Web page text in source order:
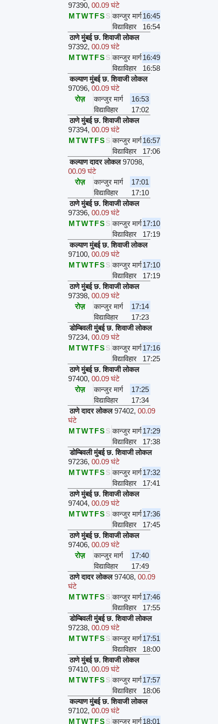
97390, 00.09 घंटे
MTWT FS S कान्जुर मार्ग 16:45
विद्याविहार
16:54
ठाणे मुंबई छ. शिवाजी लोकल
97392, 00.09 घंटे
MTWT FS S कान्जुर मार्ग 16:49
विद्याविहार
16:58
कल्याण मुंबई छ. शिवाजी लोकल
97096, 00.09 घंटे
रोज़
कान्जुर मार्ग
16:53
विद्याविहार
17:02
ठाणे मुंबई छ. शिवाजी लोकल
97394, 00.09 घंटे
MTWT FS S कान्जुर मार्ग 16:57
विद्याविहार
17:06
कल्याण दादर लोकल 97098,
00.09 घंटे
रोज़
कान्जुर मार्ग
17:01
विद्याविहार
17:10
ठाणे मुंबई छ. शिवाजी लोकल
97396, 00.09 घंटे
MTWT FS S कान्जुर मार्ग 17:10
विद्याविहार
17:19
कल्याण मुंबई छ. शिवाजी लोकल
97100, 00.09 घंटे
MTWT FS S कान्जुर मार्ग 17:10
विद्याविहार
17:19
ठाणे मुंबई छ. शिवाजी लोकल
97398, 00.09 घंटे
रोज़
कान्जुर मार्ग
17:14
विद्याविहार
17:23
डोम्बिवली मुंबई छ. शिवाजी लोकल
97234, 00.09 घंटे
MTWT FS S कान्जुर मार्ग 17:16
विद्याविहार
17:25
ठाणे मुंबई छ. शिवाजी लोकल
97400, 00.09 घंटे
रोज़
कान्जुर मार्ग
17:25
विद्याविहार
17:34
ठाणे दादर लोकल 97402, 00.09
घंटे
MTWT FS S कान्जुर मार्ग 17:29
विद्याविहार
17:38
डोम्बिवली मुंबई छ. शिवाजी लोकल
97236, 00.09 घंटे
MTWT FS S कान्जुर मार्ग 17:32
विद्याविहार
17:41
ठाणे मुंबई छ. शिवाजी लोकल
97404, 00.09 घंटे
MTWT FS S कान्जुर मार्ग 17:36
विद्याविहार
17:45
ठाणे मुंबई छ. शिवाजी लोकल
97406, 00.09 घंटे
रोज़
कान्जुर मार्ग
17:40
विद्याविहार
17:49
ठाणे दादर लोकल 97408, 00.09
घंटे
MTWT FS S कान्जुर मार्ग 17:46
विद्याविहार
17:55
डोम्बिवली मुंबई छ. शिवाजी लोकल
97238, 00.09 घंटे
MTWT FS S कान्जुर मार्ग 17:51
विद्याविहार
18:00
ठाणे मुंबई छ. शिवाजी लोकल
97410, 00.09 घंटे
MTWT FS S कान्जुर मार्ग 17:57
विद्याविहार
18:06
कल्याण मुंबई छ. शिवाजी लोकल
97102, 00.09 घंटे
MTWT FS S कान्जुर मार्ग 18:01